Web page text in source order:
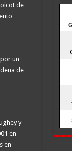
de
un
de
y
en
en